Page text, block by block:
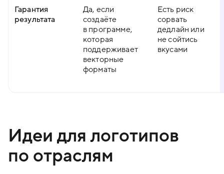
Гарантия
результата
Да, если
создаёте
в программе,
которая
поддерживает
векторные
форматы
Есть риск
сорвать
дедлайн или
не сойтись
вкусами
Идеи для логотипов
по отраслям